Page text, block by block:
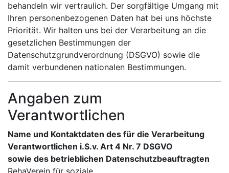
behandeln wir vertraulich. Der sorgfältige Umgang mit
Ihren personenbezogenen Daten hat bei uns höchste
Priorität. Wir halten uns bei der Verarbeitung an die
gesetzlichen Bestimmungen der
Datenschutzgrundverordnung (DSGVO) sowie die
damit verbundenen nationalen Bestimmungen.
Angaben zum
Verantwortlichen
Name und Kontaktdaten des für die Verarbeitung
Verantwortlichen i.S.v. Art 4 Nr. 7 DSGVO
sowie des betrieblichen Datenschutzbeauftragten
RehaVerein für soziale